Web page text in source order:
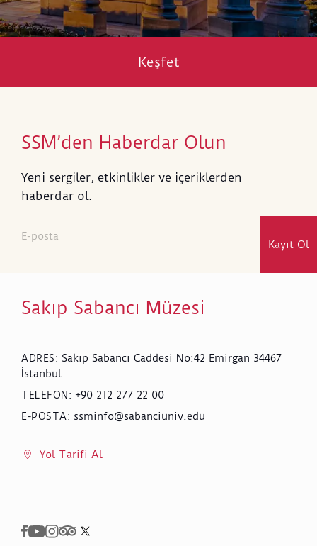
Keşfet
SSM’den Haberdar Olun
Yeni sergiler, etkinlikler ve içeriklerden
haberdar ol.
Kayıt Ol
Sakıp Sabancı Müzesi
ADRES: Sakıp Sabancı Caddesi No:42 Emirgan 34467
İstanbul
TELEFON : +90 212 277 22 00
E-POSTA: ssminfo@sabanciuniv.edu
Yol Tarifi Al